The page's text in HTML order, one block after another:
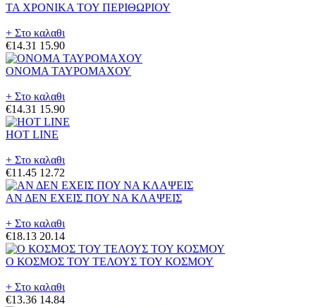
ΤΑ ΧΡΟΝΙΚΑ ΤΟΥ ΠΕΡΙΘΩΡΙΟΥ
+ Στο καλαθι
€14.31 15.90
ΟΝΟΜΑ ΤΑΥΡΟΜΑΧΟΥ
+ Στο καλαθι
€14.31 15.90
HOT LINE
+ Στο καλαθι
€11.45 12.72
ΑΝ ΔΕΝ ΕΧΕΙΣ ΠΟΥ ΝΑ ΚΛΑΨΕΙΣ
+ Στο καλαθι
€18.13 20.14
Ο ΚΟΣΜΟΣ ΤΟΥ ΤΕΛΟΥΣ ΤΟΥ ΚΟΣΜΟΥ
+ Στο καλαθι
€13.36 14.84